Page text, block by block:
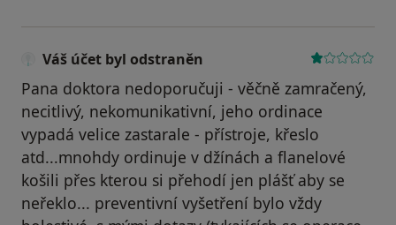
Váš účet byl odstraněn
Pana doktora nedoporučuji - věčně zamračený,
necitlivý, nekomunikativní, jeho ordinace
vypadá velice zastarale - přístroje, křeslo
atd...mnohdy ordinuje v džínách a flanelové
košili přes kterou si přehodí jen plášť aby se
neřeklo... preventivní vyšetření bylo vždy